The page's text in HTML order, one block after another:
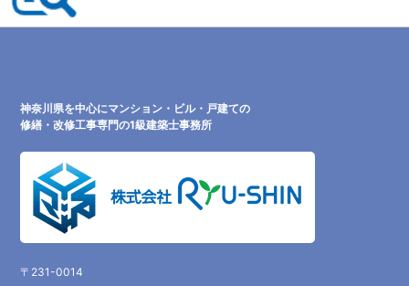
神奈川県を中心にマンション・ビル・戸建ての
修繕・改修工事専門の1級建築士事務所
〒231-0014